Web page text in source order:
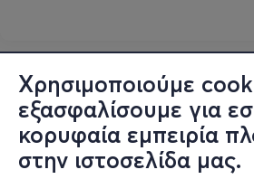
Χρησιμοποιούμε
εξασφαλίσουμε για
κορυφαία εμπειρία
στην ιστοσελίδα μας.